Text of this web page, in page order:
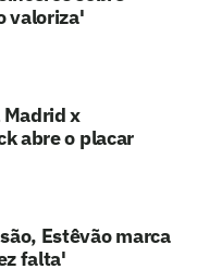
valoriza'
Madrid x
abre o placar
Estêvão marca
falta'